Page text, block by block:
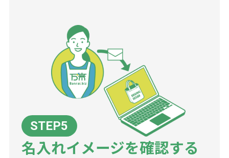
名入れイメージを確認する